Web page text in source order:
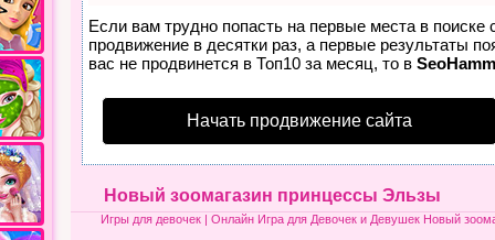
Если вам трудно попасть на первые места в
продвижение в десятки раз, а первые результаты
вас не продвинется в Топ10 за месяц, то в
Начать продвижение сайта
Новый зоомагазин принцессы Эльзы
Игры для девочек| Онлайн Игра для Девочек и Девушек Новый